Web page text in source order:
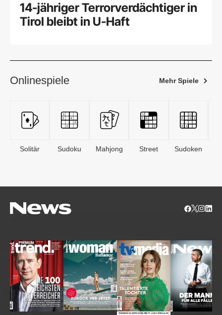
14-jähriger Terrorverdächtiger in
Tirol bleibt in U-Haft
Onlinespiele Mehr Spiele
Solitär Sudoku Mahjong Street Sudoken